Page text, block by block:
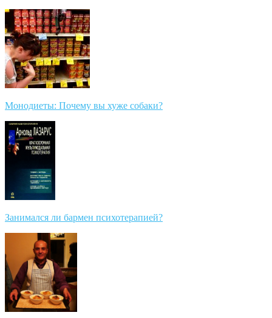
Монодиеты: Почему вы хуже собаки?
Занимался ли бармен психотерапией?